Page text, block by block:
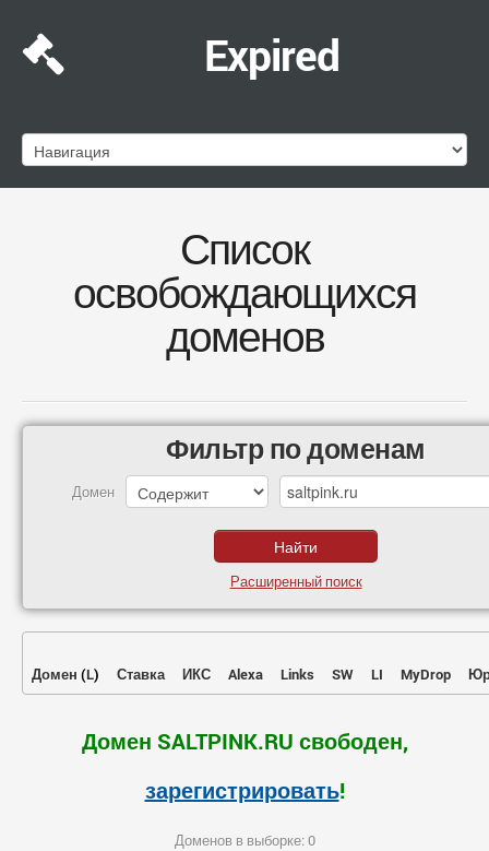
Expired
Список
освобождающихся
доменов
Фильтр по доменам
Домен
Расширенный поиск
Домен (L) Ставка ИКС Alexa Links SW LI MyDrop
Домен SALTPINK.RU свободен,
зарегистрировать!
Доменов в выборке: 0